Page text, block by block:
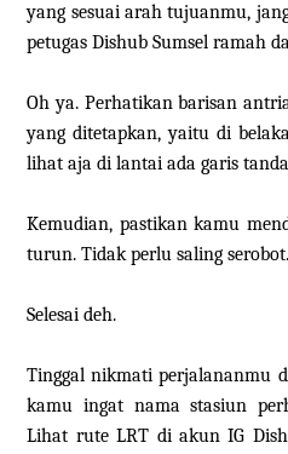
yang sesuai arah tujuanmu,
petugas Dishub Sumsel ramah
Oh ya. Perhatikan barisan
yang ditetapkan, yaitu di
lihat aja di lantai ada garis
Kemudian, pastikan kamu
turun. Tidak perlu saling
Selesai deh.
Tinggal nikmati perjalananmu
kamu ingat nama stasiun
Lihat rute LRT di akun IG